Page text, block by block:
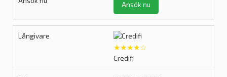
Ansök nu
★★★★☆
Credifi